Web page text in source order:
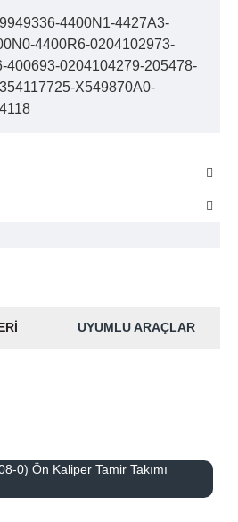
4400N1-4427A3-
4400R6-0204102973-
400693-0204104279-205478-
X549870A0-
UYUMLU ARAÇLAR
0) Ön Kaliper Tamir Takımı